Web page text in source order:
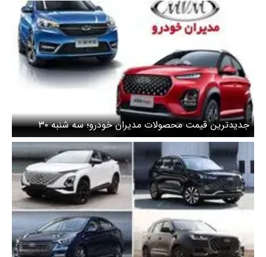
جدیدترین قیمت محصولات مدیران خودرو؛ سه شنبه ۳۰
اردیبهشت